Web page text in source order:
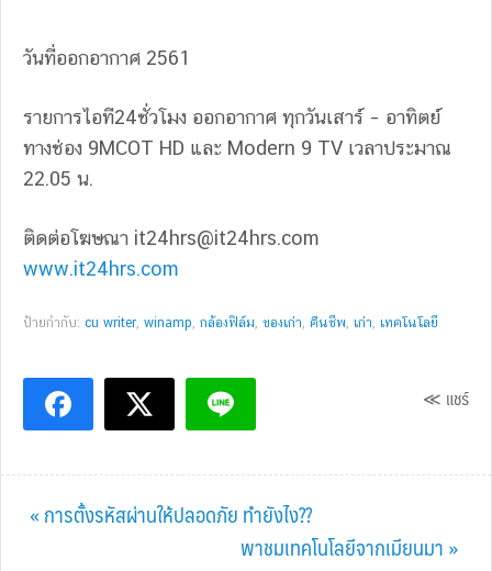
วันที่ออกอากาศ 2561
รายการไอที24ชั่วโมง ออกอากาศ ทุกวันเสาร์ – อาทิตย์
ทางช่อง 9MCOT HD และ Modern 9 TV เวลาประมาณ
22.05 น.
ติดต่อโฆษณา it24hrs@it24hrs.com
www.it24hrs.com
ป้ายกำกับ: cu writer, winamp กล้องฟิล์ม ของเก่า คืนชีพ เก่า เทคโนโลยี
≪ แชร์
Previous
« การตั้งรหัสผ่านให้ปลอดภัย ทำยังไง??
Next
พาชมเทคโนโลยีจากเมียนมา »